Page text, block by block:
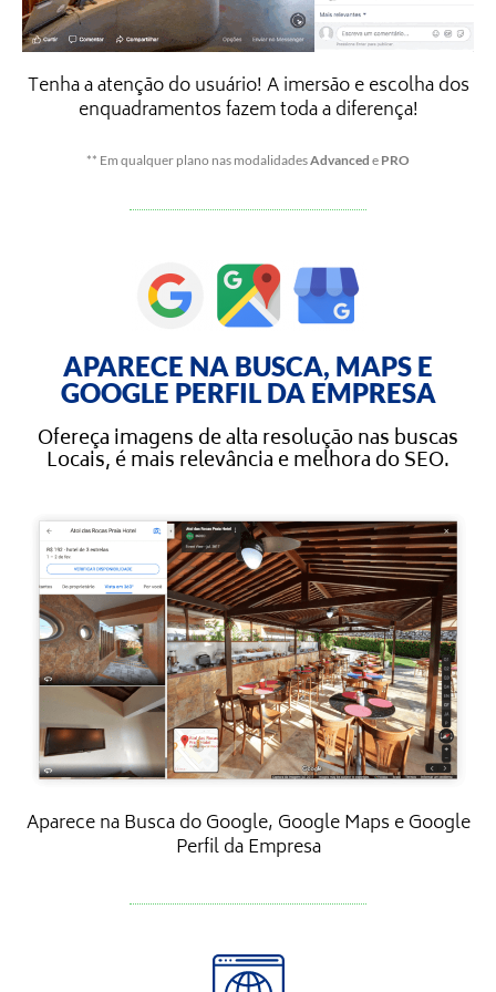
Tenha a atenção do usuário! A imersão e escolha dos
enquadramentos fazem toda a diferença!
** Em qualquer plano nas modalidadesAdvanced e PRO
APARECE NA BUSCA, MAPS E
GOOGLE PERFIL DA EMPRESA
Ofereça imagens de alta resolução nas buscas
Locais, é mais relevância e melhora do SEO.
Aparece na Busca do Google, Google Maps e Google
Perfil da Empresa